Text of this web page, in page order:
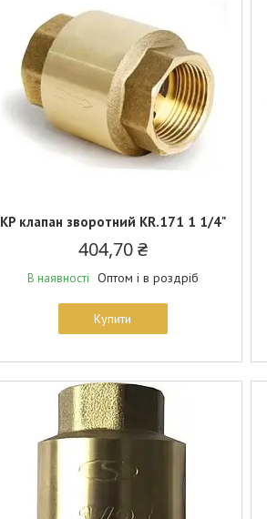
KP клапан зворотний KR.171 1 1/4"
404,70 ₴
В наявності Оптом і в роздріб
Купити